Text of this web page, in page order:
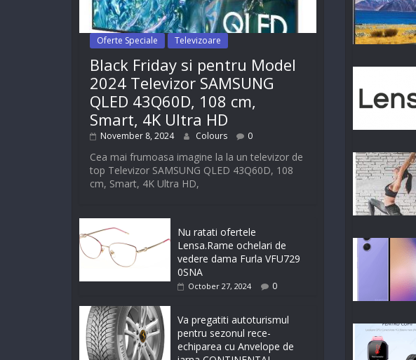
Oferte Speciale Televizoare
Black Friday si pentru Model
2024 Televizor SAMSUNG
QLED 43Q60D, 108 cm,
Smart, 4K Ultra HD
November 8, 2024 Colours 0
Cea mai frumoasa imagine la la un televizor de
top Televizor SAMSUNG QLED 43Q60D, 108
cm, Smart, 4K Ultra HD,
Nu ratati ofertele
Lensa.Rame ochelari de
vedere dama Furla VFU729
0SNA
October 27, 2024 0
Va pregatiti autoturismul
pentru sezonul rece-
echiparea cu Anvelope de